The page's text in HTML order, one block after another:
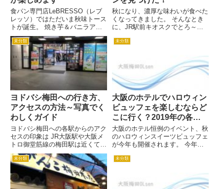
食パン専門店LeBRESSO（レブ
レッソ）ではただいま秋味トース
トが誕生。 焼き芋＆バニラアイ
ストーストです。 秋限定なので
お早めに。 新人OLねこ あつあつ
の焼き芋味トーストにひやっとバ
ニラアイスなんて、なんて素敵な
組み合わせ。
秋になり、濃厚な味わいが食べた
くなってきました。 そんなとき
に、JR駅前キオスクでとろ～り
をみつけました！ そんなとろ～
コーンフレークの入った、北イ
ン...
未分類
ヨドバシ梅田への行き方、
アクセスの方法～写真でく
わしくガイド
ヨドバシ梅田への各駅からのアク
セスの印象は JR大阪駅や大阪メ
トロ御堂筋線の梅田駅は近くてす
ぐに着く 阪神梅田駅から行くの
は少しややこしい 阪急梅田駅か
らは2階通路を経由するルートや
地下を経由するルートなどいろん
な経路が考えられる それでは...
未分類
大阪のホテルでハロウィン
ビュッフェを楽しむならど
こに行く？2019年の各ホ
テルのテーマを大公開！
大阪のホテル恒例のイベント、秋
のハロウィンスイーツビュッフェ
が今年も開催されます。 今年も
トになっているので、OLの集ま
か？ 新人OLねこ ハロウィンスイ
ーツビュッフェはもうテーマパ...
未分類 未分類